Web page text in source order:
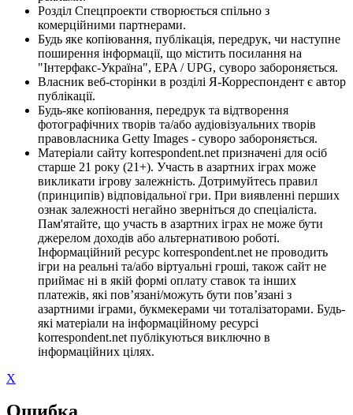
Розділ Спецпроекти створюється спільно з
комерційними партнерами.
Будь яке копіювання, публікація, передрук, чи наступне
поширення інформації, що містить посилання на
"Інтерфакс-Україна", EPA / UPG, суворо забороняється.
Власник веб-сторінки в розділі Я-Корреспондент є автор
публікації.
Будь-яке копіювання, передрук та відтворення
фотографічних творів та/або аудіовізуальних творів
правовласника Getty Images - суворо забороняється.
Матеріали сайту korrespondent.net призначені для осіб
старше 21 року (21+). Участь в азартних іграх може
викликати ігрову залежність. Дотримуйтесь правил
(принципів) відповідальної гри. При виявленні перших
ознак залежності негайно зверніться до спеціаліста.
Пам'ятайте, що участь в азартних іграх не може бути
джерелом доходів або альтернативою роботі.
Інформаційний ресурс korrespondent.net не проводить
ігри на реальні та/або віртуальні гроші, також сайт не
приймає ні в якій формі оплату ставок та інших
платежів, які пов’язані/можуть бути пов’язані з
азартними іграми, букмекерами чи тоталізаторами. Будь-
які матеріали на інформаційному ресурсі
korrespondent.net публікуються виключно в
інформаційних цілях.
X